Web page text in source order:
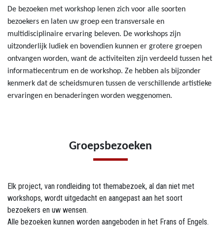
De bezoeken met workshop lenen zich voor alle soorten
bezoekers en laten uw groep een transversale en
multidisciplinaire ervaring beleven. De workshops zijn
uitzonderlijk ludiek en bovendien kunnen er grotere groepen
ontvangen worden, want de activiteiten zijn verdeeld tussen het
informatiecentrum en de workshop. Ze hebben als bijzonder
kenmerk dat de scheidsmuren tussen de verschillende artistieke
ervaringen en benaderingen worden weggenomen.
Groepsbezoeken
Elk project, van rondleiding tot themabezoek, al dan niet met
workshops, wordt uitgedacht en aangepast aan het soort
bezoekers en uw wensen.
Alle bezoeken kunnen worden aangeboden in het Frans of Engels.